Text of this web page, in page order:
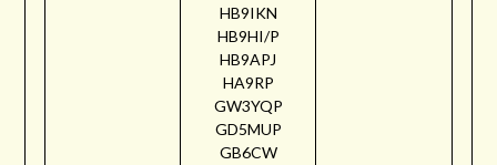
HB9IKN
HB9HI/P
HB9APJ
HA9RP
GW3YQP
GD5MUP
GB6CW